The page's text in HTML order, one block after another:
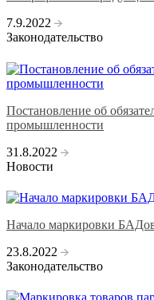
7.9.2022
Законодательство
Постановление об
промышленности
31.8.2022
Новости
Начало маркировки
23.8.2022
Законодательство